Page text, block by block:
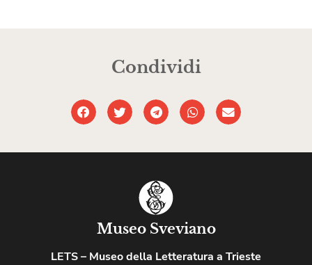
Condividi
Museo Sveviano
LETS – Museo della Letteratura a Trieste